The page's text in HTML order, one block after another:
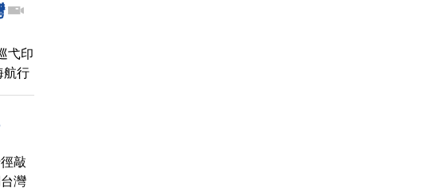
弋印
航行
國
會
敲
灣